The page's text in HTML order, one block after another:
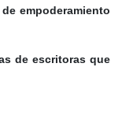
empoderamiento
de escritoras que